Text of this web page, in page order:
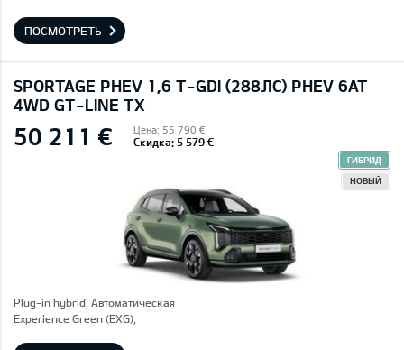
ПОСМОТРЕТЬ
SPORTAGE PHEV 1,6 T-GDI (288ЛС) PHEV 6AT
4WD GT-LINE TX
50 211 € Цена: 55 790 €
Скидка: 5 579 €
ГИБРИД
НОВЫЙ
Plug-in hybrid, Автоматическая
Experience Green (EXG),